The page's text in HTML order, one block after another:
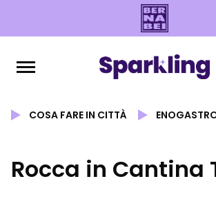
COSA FARE IN CITTÀ
Rocca in Cantina